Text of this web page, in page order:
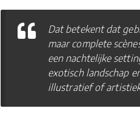
Dat betekent dat
maar complete
een nachtelijke
exotisch landschap
illustratief of